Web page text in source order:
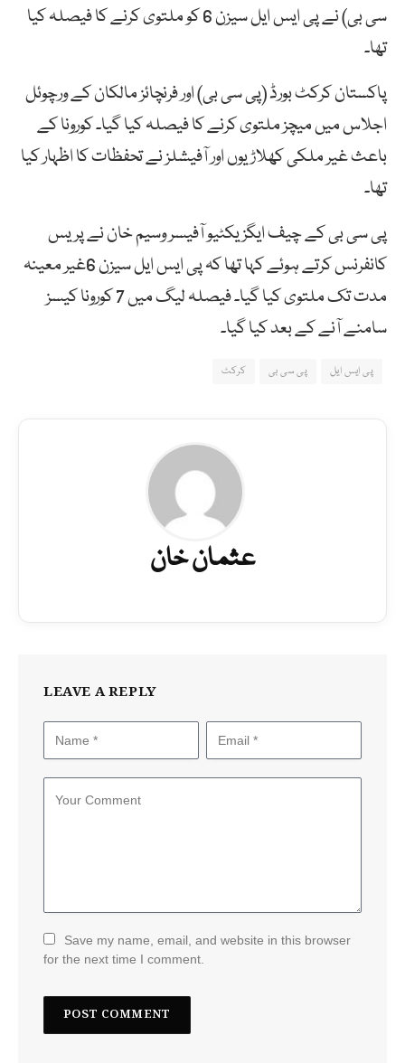
سی بی) نے پی ایس ایل سیزن 6 کو ملتوی کرنے کا فیصلہ کیا
تھا۔
پاکستان کرکٹ بورڈ (پی سی بی) اور فرنچائز مالکان کے ورچوئل
اجلاس میں میچز ملتوی کرنے کا فیصلہ کیا گیا۔ کورونا کے
باعث غیر ملکی کھلاڑیوں اور آفیشلز نے تحفظات کا اظہار کیا
تھا۔
پی سی بی کے چیف ایگزیکٹیو آفیسر وسیم خان نے پریس
کانفرنس کرتے ہوئے کہا تھا کہ پی ایس ایل سیزن 6غیر معینہ
مدت تک ملتوی کیا گیا۔ فیصلہ لیگ میں 7 کورونا کیسز
سامنے آنے کے بعد کیا گیا۔
پی ایس ایل پی سی بی کرکٹ
عثمان خان
LEAVE A REPLY
Save my name, email, and website in this browser
for the next time I comment.